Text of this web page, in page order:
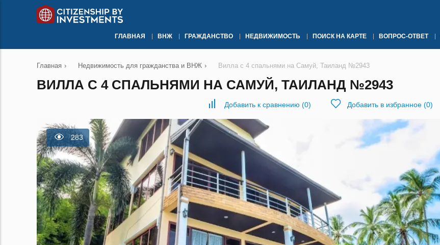
ГЛАВНАЯ ВНЖ ГРАЖДАНСТВО НЕДВИЖИМОСТЬ ПОИСК НА КАРТЕ ВОПРОС-ОТВЕТ
Главная › Недвижимость для гражданства и ВНЖ › Вилла с 4 спальнями на Самуй, Таиланд №2943
ВИЛЛА С 4 СПАЛЬНЯМИ НА САМУЙ, ТАИЛАНД №2943
Добавить к сравнению (0) Добавить в избранное (0)
283